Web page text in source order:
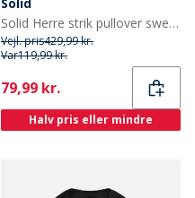
Solid Herre strik pullover sweater Off White
Vejl. pris429,99 kr.
Var119,99 kr.
Current
79,99 kr.
Halv pris eller mindre